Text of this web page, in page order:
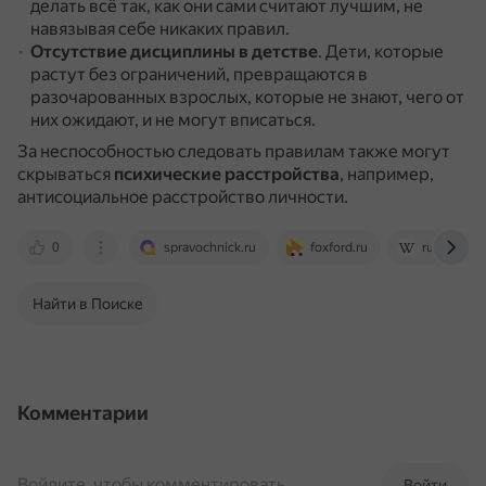
делать всё так, как они сами считают лучшим, не
навязывая себе никаких правил.
Отсутствие дисциплины в детстве. Дети, которые
растут без ограничений, превращаются в
разочарованных взрослых, которые не знают, чего от
них ожидают, и не могут вписаться.
За неспособностью следовать правилам также могут
скрываться психические расстройства, например,
антисоциальное расстройство личности.
0 spravochnick.ru foxford.ru
Найти в Поиске
Комментарии